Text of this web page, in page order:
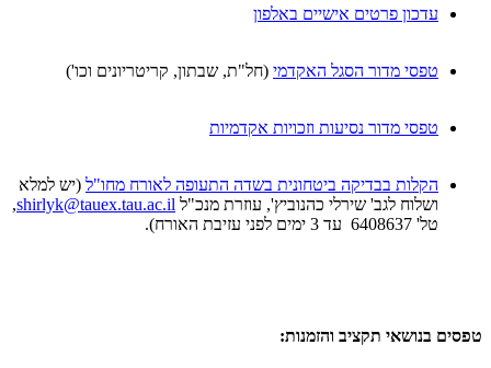
עדכון פרטים אישיים באלפון
טפסי מדור הסגל האקדמי (חל"ת, שבתון, קריטריונים וכו')
טפסי מדור נסיעות וזכויות אקדמיות
הקלות בבדיקה ביטחונית בשדה התעופה לאורח מחו"ל (יש למלא
ושלוח לגב' שירלי כהנוביץ', עוזרת מנכ"ל shirlyk@tauex.tau.ac.il
,
טל' 6408637 עד 3 ימים לפני עזיבת האורח).
טפסים בנושאי תקציב והזמנות: